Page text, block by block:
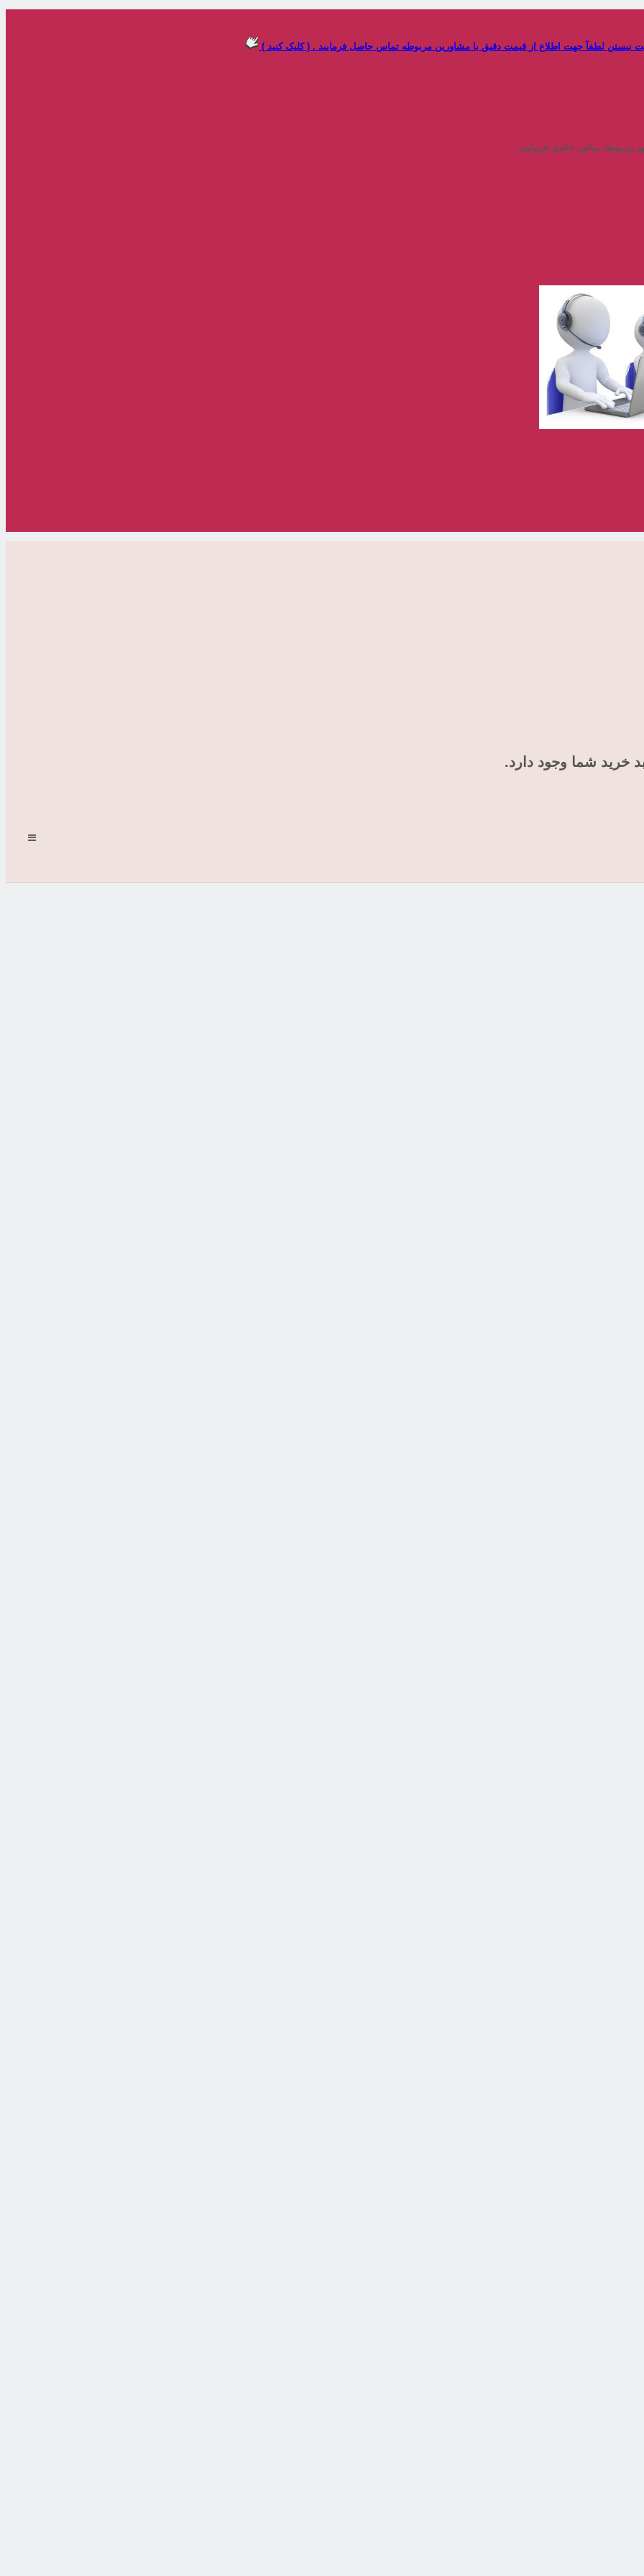
نیستن لطفآ جهت اطلاع از قیمت دقیق با مشاورین مربوطه تماس حاصل فرمایید . ( کلیک کنید )
مربوطه تماس حاصل فرمایید .
خرید شما وجود دارد.